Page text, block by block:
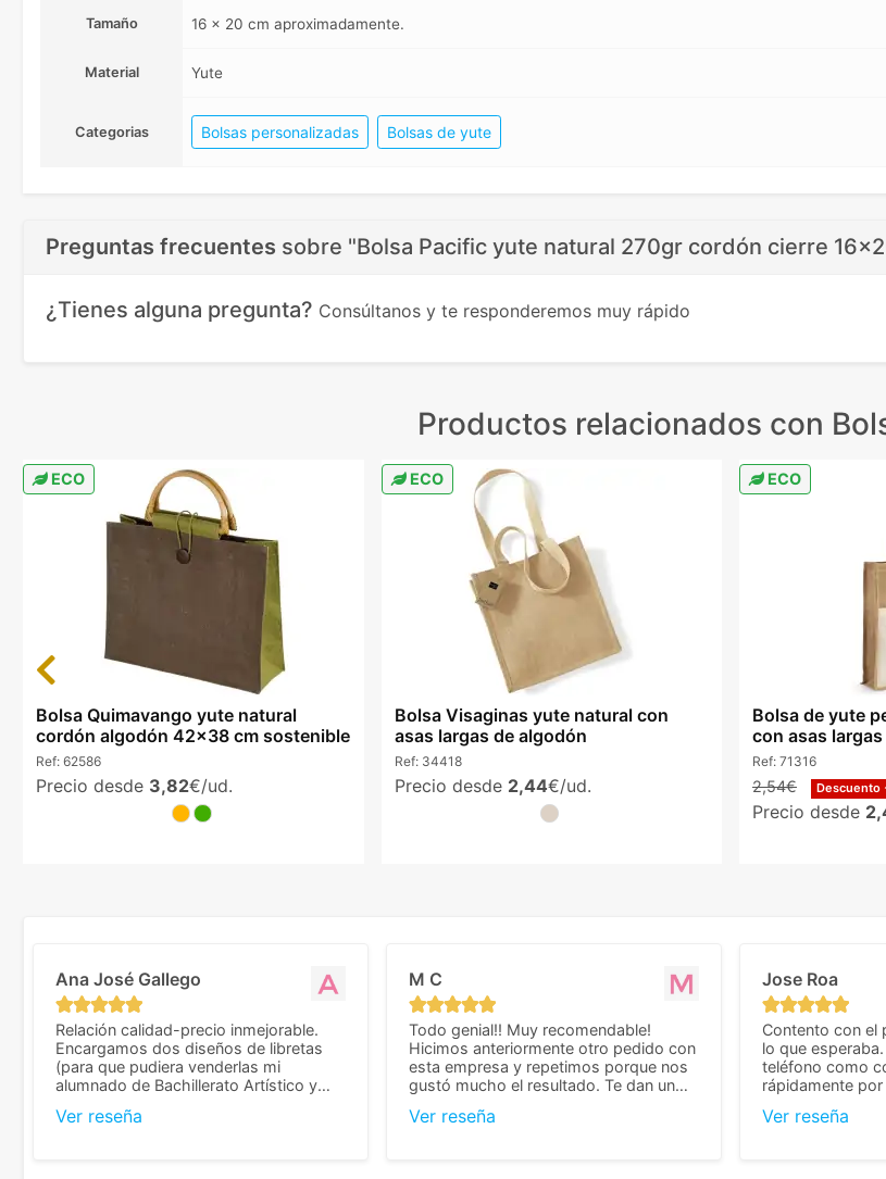
Tamaño 16 x 20 cm aproximadamente.
Material Yute
Categorias Bolsas personalizadas Bolsas de yute
Preguntas frecuentes sobre "Bolsa Pacific yute natural 270gr cordón cierre
¿Tienes alguna pregunta? Consúltanos y te responderemos muy rápido
Productos relacionados con
ECO
Bolsa Quimavango yute natural
cordón algodón 42x38 cm sostenible
Ref: 62586
Precio desde 3,82€/ud.
ECO
Bolsa Visaginas yute natural con
asas largas de algodón
Ref: 34418
Precio desde 2,44€/ud.
ECO
Bolsa de yute
con asas
Ref: 71316
2,54€ Descuento
Precio desde
Previous
Ana José Gallego
Relación calidad-precio inmejorable.
Encargamos dos diseños de libretas
(para que pudiera venderlas mi
alumnado de Bachillerato Artístico y
mejor presupuesto con diferencia, con
Ver reseña
M C
Todo genial!! Muy recomendable!
Hicimos anteriormente otro pedido con
esta empresa y repetimos porque nos
gustó mucho el resultado. Te dan un
que valoramos mucho cuando se trata
Ver reseña
Jose Roa
Contento con el
lo que
teléfono como
rápidamente
Ver reseña